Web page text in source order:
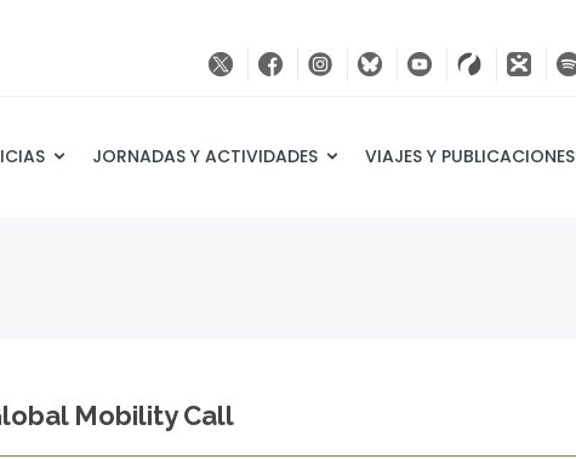
JORNADAS Y ACTIVIDADES VIAJES Y PUBLICACIONES
Mobility Call